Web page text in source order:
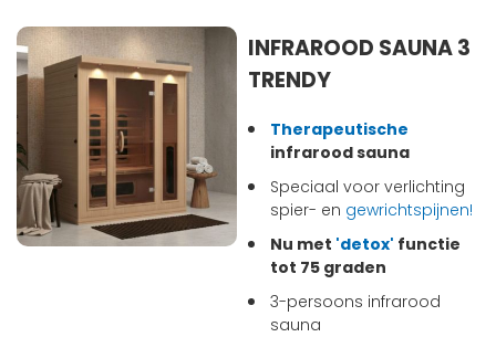
INFRAROOD SAUNA 3
TRENDY
Therapeutische
infrarood sauna
Speciaal voor verlichting
spier- en gewrichtspijnen!
Nu met 'detox' functie
tot 75 graden
3-persoons infrarood
sauna